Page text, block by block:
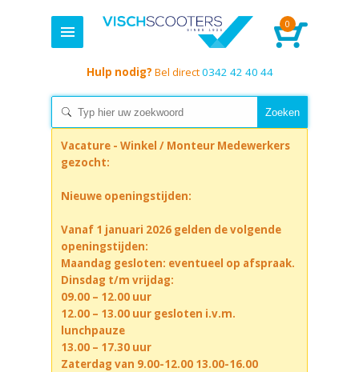
0
Hulp nodig? Bel direct0342 42 40 44
Vacature - Winkel / Monteur Medewerkers
gezocht:
Nieuwe openingstijden:
Vanaf 1 januari 2026 gelden de volgende
openingstijden:
Maandag gesloten: eventueel op afspraak.
Dinsdag t/m vrijdag:
09.00 – 12.00 uur
12.00 – 13.00 uur gesloten i.v.m.
lunchpauze
13.00 – 17.30 uur
Zaterdag van 9.00-12.00 13.00-16.00